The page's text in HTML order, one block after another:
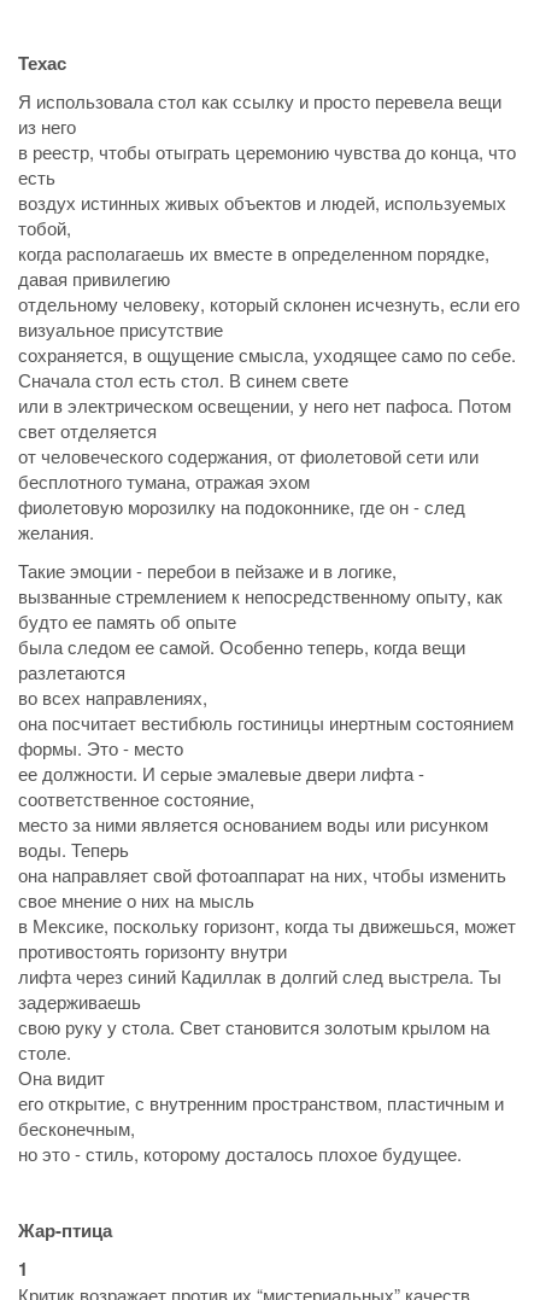
Техас
Я использовала стол как ссылку и просто перевела вещи
из него
в реестр, чтобы отыграть церемонию чувства до конца, что
есть
воздух истинных живых объектов и людей, используемых
тобой,
когда располагаешь их вместе в определенном порядке,
давая привилегию
отдельному человеку, который склонен исчезнуть, если его
визуальное присутствие
сохраняется, в ощущение смысла, уходящее само по себе.
Сначала стол есть стол. В синем свете
или в электрическом освещении, у него нет пафоса. Потом
свет отделяется
от человеческого содержания, от фиолетовой сети или
бесплотного тумана, отражая эхом
фиолетовую морозилку на подоконнике, где он - след
желания.
Такие эмоции - перебои в пейзаже и в логике,
вызванные стремлением к непосредственному опыту, как
будто ее память об опыте
была следом ее самой. Особенно теперь, когда вещи
разлетаются
во всех направлениях,
она посчитает вестибюль гостиницы инертным состоянием
формы. Это - место
ее должности. И серые эмалевые двери лифта -
соответственное состояние,
место за ними является основанием воды или рисунком
воды. Теперь
она направляет свой фотоаппарат на них, чтобы изменить
свое мнение о них на мысль
в Мексике, поскольку горизонт, когда ты движешься, может
противостоять горизонту внутри
лифта через синий Кадиллак в долгий след выстрела. Ты
задерживаешь
свою руку у стола. Свет становится золотым крылом на
столе.
Она видит
его открытие, с внутренним пространством, пластичным и
бесконечным,
но это - стиль, которому досталось плохое будущее.
Жар-птица
1